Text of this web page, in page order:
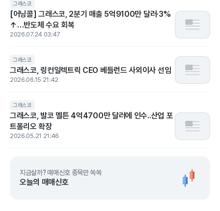
그래스코
[어닝콜] 그래스코, 2분기 매출 5억9100만 달러·3%
↑…반도체 수요 회복
2026.07.24 03:47
그래스코
그래스코, 링컨일렉트릭 CEO 베들런드 사외이사 선임
2026.06.15 21:42
그래스코
그래스코, 발코 멜튼 4억4700만 달러에 인수..산업 포
트폴리오 확장
2026.05.21 21:46
지금살까? 매매신호 종목만 쏙쏙
오늘의 매매신호